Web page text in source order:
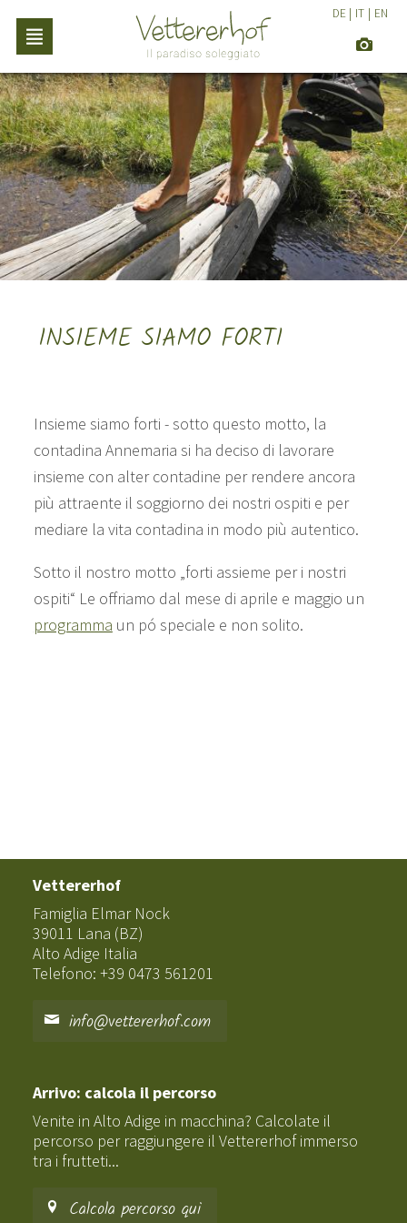
DE | IT | EN
INSIEME SIAMO FORTI
Insieme siamo forti - sotto questo motto, la
contadina Annemaria si ha deciso di lavorare
insieme con alter contadine per rendere ancora
più attraente il soggiorno dei nostri ospiti e per
mediare la vita contadina in modo più autentico.
Sotto il nostro motto „forti assieme per i nostri
ospiti“ Le offriamo dal mese di aprile e maggio un
programma un pó speciale e non solito.
Vettererhof
Famiglia Elmar Nock
39011 Lana (BZ)
Alto Adige Italia
Telefono: +39 0473 561201
info@vettererhof.com
Arrivo: calcola il percorso
Venite in Alto Adige in macchina? Calcolate il
percorso per raggiungere il Vettererhof immerso
tra i frutteti...
Calcola percorso qui